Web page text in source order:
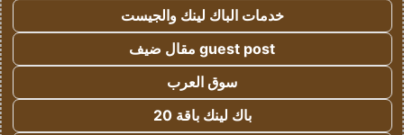
خدمات الباك لينك والجيست
guest post مقال ضيف
سوق العرب
باك لينك باقة 20